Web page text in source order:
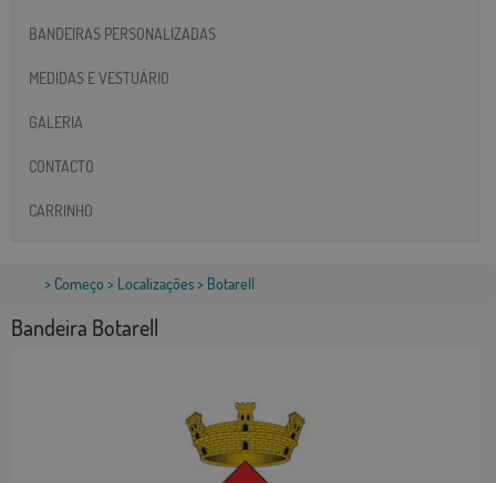
BANDEIRAS PERSONALIZADAS
MEDIDAS E VESTUÁRIO
GALERIA
CONTACTO
CARRINHO
> Começo > Localizações> Botarell
Bandeira Botarell